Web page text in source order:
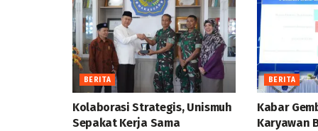
BERITA
Kolaborasi Strategis, Unismuh
Sepakat Kerja Sama
BERITA
Kabar
Karyawan